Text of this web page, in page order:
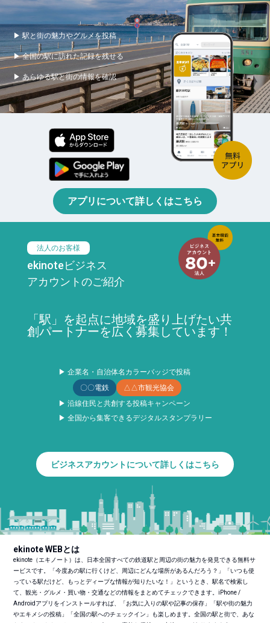
▶ 駅と街の魅力やグルメを投稿
▶ 全国の駅に訪れた記録を残せる
▶ あらゆる駅と街の情報を確認
アプリについて詳しくはこちら
法人のお客様
ekinoteビジネス
アカウントのご紹介
「駅」を起点に地域を盛り上げたい共
創パートナーを広く募集しています！
▶ 企業名・自治体名カラーバッジで投稿
〇〇電鉄
△△市観光協会
▶ 沿線住民と共創する投稿キャンペーン
▶ 全国から集客できるデジタルスタンプラリー
ビジネスアカウントについて詳しくはこちら
ekinote WEBとは
ekinote（エキノート）は、日本全国すべての鉄道駅と周辺の街の魅力を発見できる無料サ
ービスです。「今度あの駅に行くけど、周辺にどんな場所があるんだろう？」「いつも使
っている駅だけど、もっとディープな情報が知りたいな！」というとき、駅名で検索し
て、観光・グルメ・買い物・交通などの情報をまとめてチェックできます。iPhone /
Androidアプリをインストールすれば、「お気に入りの駅や記事の保存」「駅や街の魅力
やエキメシの投稿」「全国の駅へのチェックイン」も楽しめます。全国の駅と街で、あな